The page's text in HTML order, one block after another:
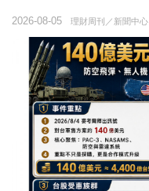
理財周刊／新聞中心
2026-08-05